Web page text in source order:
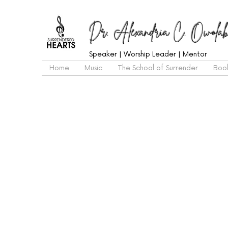
Dr. Alexandria C.
Speaker | Worship Leader | Mentor
Home
Music The School of Surrender